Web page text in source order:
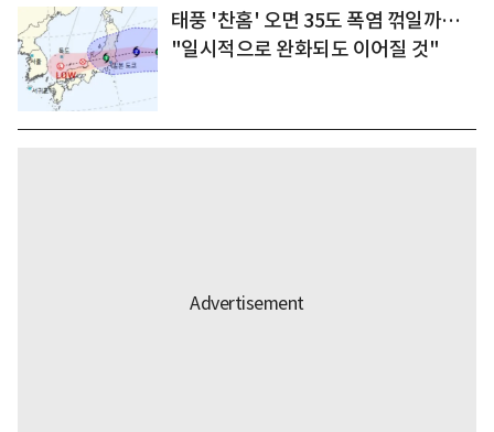
태풍 '찬홈' 오면 35도 폭염 꺾일까…
"일시적으로 완화되도 이어질 것"